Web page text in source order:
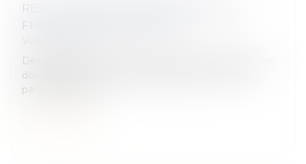
RESTITUTION AUX COHÉRITIERS DES
FRUITS D’UNE DONATION ?
Des parents consentent à deux de leurs enfants une
donation hors part successorale portant sur trois
parcelles de terre...